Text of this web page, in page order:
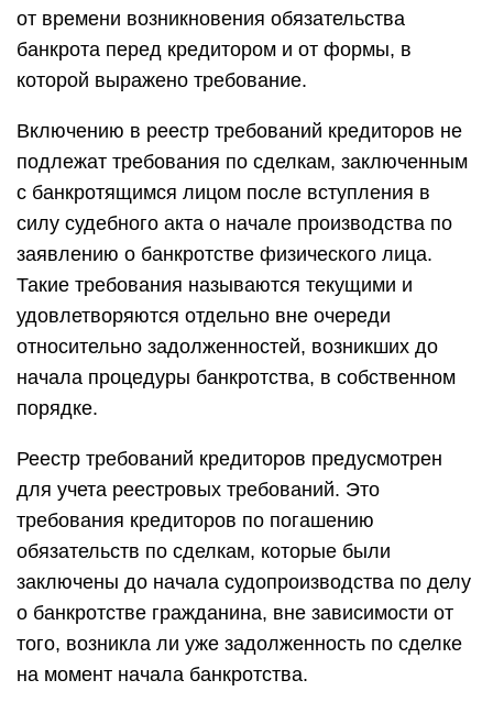
от времени возникновения обязательства
банкрота перед кредитором и от формы, в
которой выражено требование.
Включению в реестр требований кредиторов не
подлежат требования по сделкам, заключенным
с банкротящимся лицом после вступления в
силу судебного акта о начале производства по
заявлению о банкротстве физического лица.
Такие требования называются текущими и
удовлетворяются отдельно вне очереди
относительно задолженностей, возникших до
начала процедуры банкротства, в собственном
порядке.
Реестр требований кредиторов предусмотрен
для учета реестровых требований. Это
требования кредиторов по погашению
обязательств по сделкам, которые были
заключены до начала судопроизводства по делу
о банкротстве гражданина, вне зависимости от
того, возникла ли уже задолженность по сделке
на момент начала банкротства.